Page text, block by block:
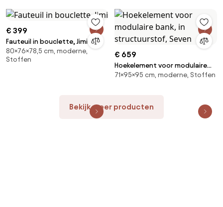
€ 399
Fauteuil in bouclette, Jimi
80×76×78,5 cm, moderne,
Stoffen
€ 659
Hoekelement voor modulaire
bank, in structuurstof, Seven
71×95×95 cm, moderne, Stoffen
Bekijk meer producten